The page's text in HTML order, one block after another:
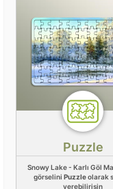
Puzzle
Snowy Lake - Karlı Göl
görselini Puzzleolarak
verebilirisin